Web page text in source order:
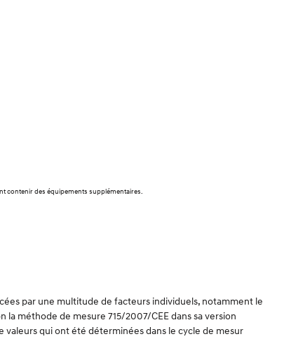
contenir des équipements supplémentaires.
par une multitude de facteurs individuels, notamment le
méthode de mesure 715/2007/CEE dans sa version
valeurs qui ont été déterminées dans le cycle de mesur